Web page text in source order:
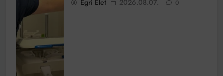
Egri Élet 2026.08.07. 0